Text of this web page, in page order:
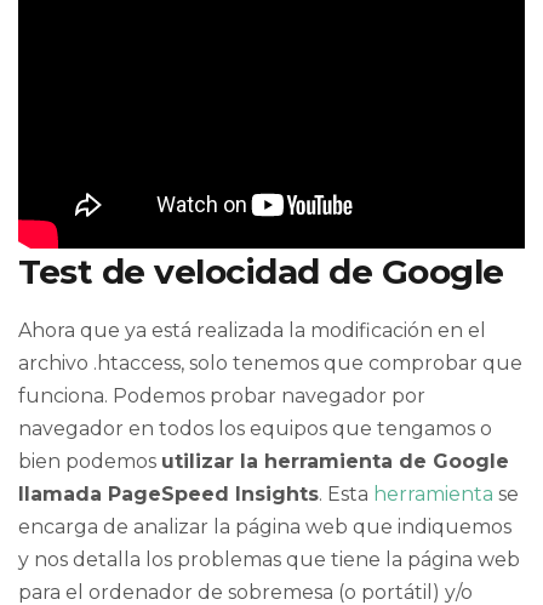
Test de velocidad de Google
Ahora que ya está realizada la modificación en el
archivo .htaccess, solo tenemos que comprobar que
funciona. Podemos probar navegador por
navegador en todos los equipos que tengamos o
bien podemos utilizar la herramienta de Google
llamada PageSpeed Insights. Esta herramienta se
encarga de analizar la página web que indiquemos
y nos detalla los problemas que tiene la página web
para el ordenador de sobremesa (o portátil) y/o